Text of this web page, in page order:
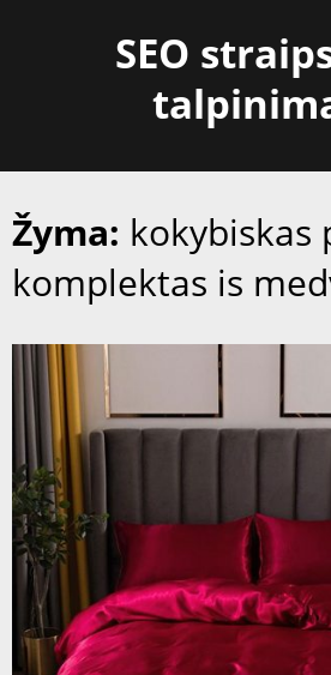
SEO
Žyma: kokybiskas
komplektas is